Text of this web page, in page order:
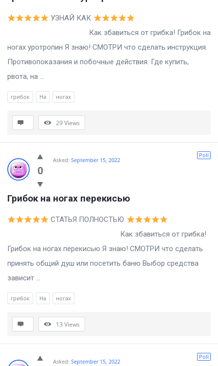
УЗНАЙ КАК
Как збавиться от грибка! Грибок на
ногах уротропин Я знаю! СМОТРИ что сделать инструкция.
Противопоказания и побочные действия. Где купить,
рвота, на ...
грибок На ногах
29Views
0
Poll
Asked: September 15, 2022
Грибок на ногах перекисью
СТАТЬЯ ПОЛНОСТЬЮ
Как збавиться от грибка!
Грибок на ногах перекисью Я знаю! СМОТРИ что сделать
принять общий душ или посетить баню Выбор средства
зависит ...
грибок На ногах
13 Views
Poll
Asked: September 15, 2022